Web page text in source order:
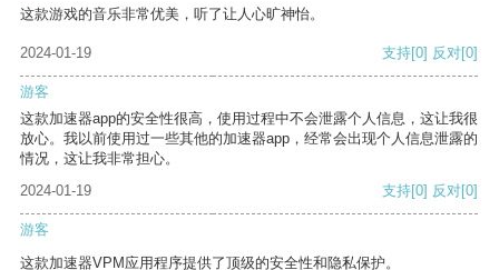
这款游戏的音乐非常优美，听了让人心旷神怡。
2024-01-19 支持[0] 反对[0]
游客
这款加速器app的安全性很高，使用过程中不会泄露个人信息，这让我很
放心。我以前使用过一些其他的加速器app，经常会出现个人信息泄露的
情况，这让我非常担心。
2024-01-19
支持[0] 反对[0]
游客
这款加速器VPM应用程序提供了顶级的安全性和隐私保护。